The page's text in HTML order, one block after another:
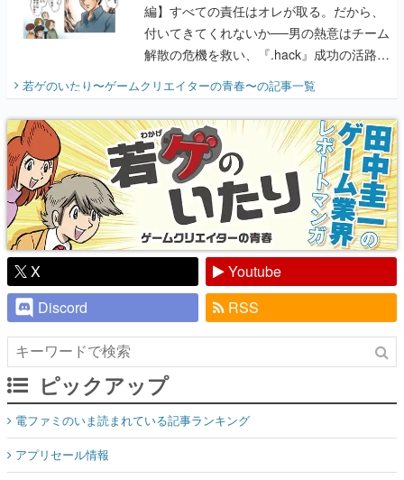
編】すべての責任はオレが取る。だから、
付いてきてくれないか──男の熱意はチーム
解散の危機を救い、『.hack』成功の活路を
『少年ジャンプ』色だった【若ゲのいた
り】
若ゲのいたり〜ゲームクリエイターの青春〜の記事一覧
X
Youtube
Discord
RSS
ピックアップ
電ファミのいま読まれている記事ランキング
アプリセール情報